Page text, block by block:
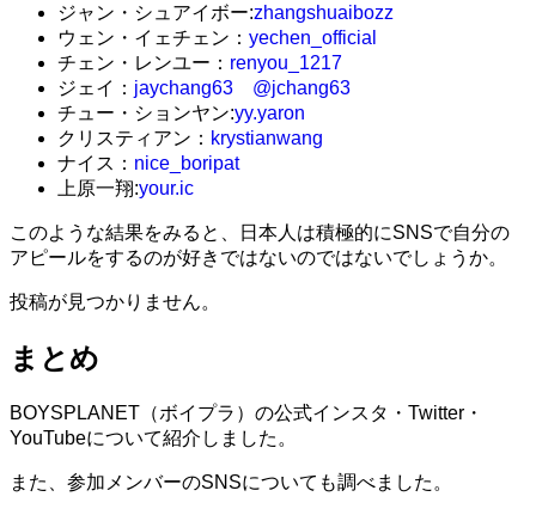
ジャン・シュアイボー:zhangshuaibozz
ウェン・イェチェン： yechen_official
チェン・レンユー： renyou_1217
ジェイ： jaychang63
@jchang63
チュー・ションヤン:yy.yaron
クリスティアン： krystianwang
ナイス： nice_boripat
上原一翔:your.ic
このような結果をみると、日本人は積極的にSNSで自分の
アピールをするのが好きではないのではないでしょうか。
投稿が見つかりません。
まとめ
BOYSPLANET（ボイプラ）の公式インスタ・Twitter・
YouTubeについて紹介しました。
また、参加メンバーのSNSについても調べました。